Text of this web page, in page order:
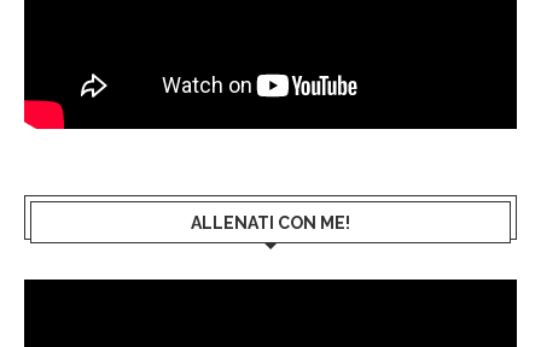
ALLENATI CON ME!